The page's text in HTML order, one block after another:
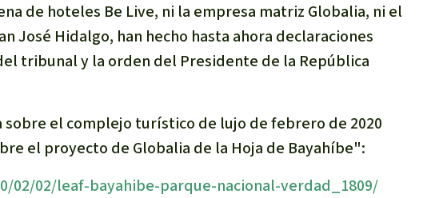
de hoteles Be Live, ni la empresa matriz Globalia, ni el
José Hidalgo, han hecho hasta ahora declaraciones
tribunal y la orden del Presidente de la República
sobre el complejo turístico de lujo de febrero de 2020
el proyecto de Globalia de la Hoja de Bayahíbe":
02/02/leaf-bayahibe-parque-nacional-verdad_1809/